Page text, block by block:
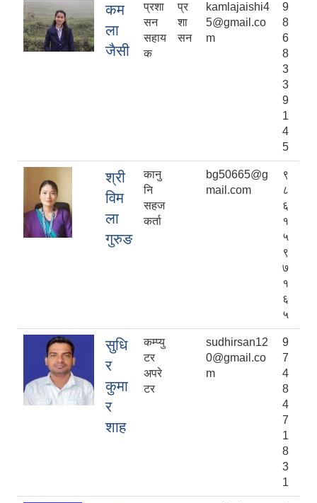
कम
ला
जैसी
प्रशा
सन
सहाय
क
प्र
शा
सन
kamlajaishi4
5@gmail.co
m
9
8
6
8
3
3
9
1
4
5
श्री
विम
ला
गुरुङ
कानु
नि
सहज
कर्ता
bg50665@g
mail.com
९
८
६
१
५
९
७
१
६
५
सुधि
र
कुमा
र
शाह
कम्प्यु
टर
अपरे
टर
sudhirsan12
0@gmail.co
m
9
7
4
8
4
7
1
8
3
1